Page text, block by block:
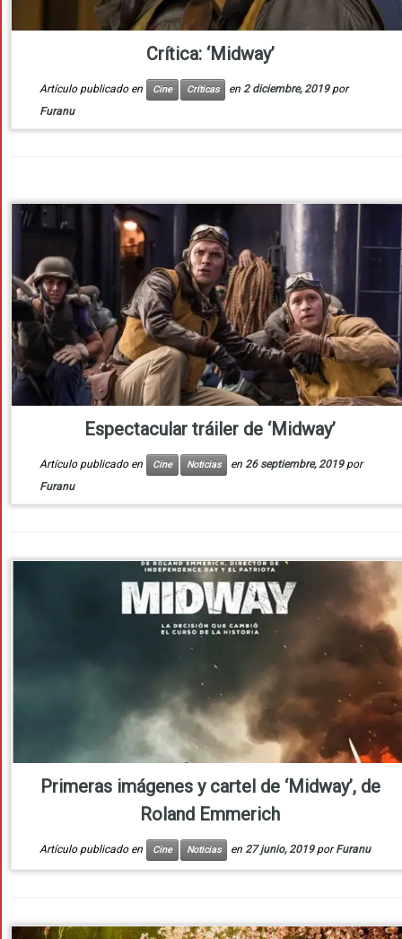
Crítica: ‘Midway’
Artículo publicado en Cine Críticas en 2 diciembre, 2019 por
Furanu
Espectacular tráiler de ‘Midway’
Artículo publicado en Cine Noticias en 26 septiembre, 2019 por
Furanu
Primeras imágenes y cartel de ‘Midway’, de
Roland Emmerich
Artículo publicado en Cine Noticias en 27 junio, 2019 porFuranu